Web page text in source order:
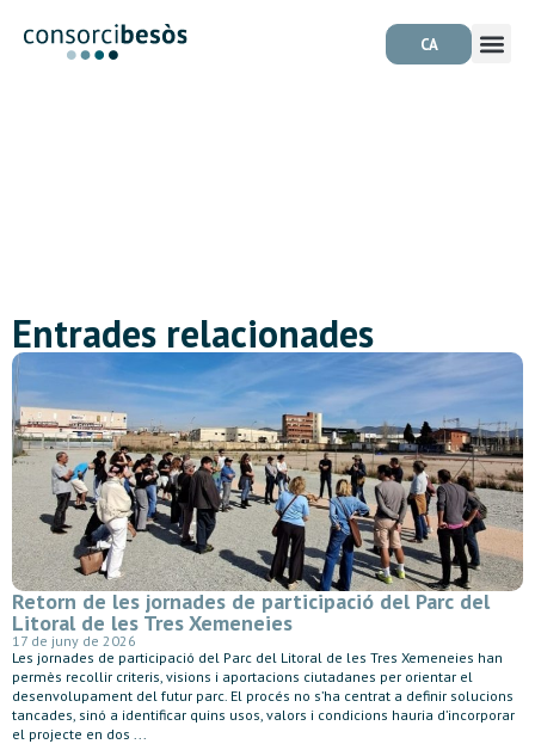
CA
Entrades relacionades
Retorn de les jornades de participació del Parc del
Litoral de les Tres Xemeneies
17 de juny de 2026
Les jornades de participació del Parc del Litoral de les Tres Xemeneies han
permès recollir criteris, visions i aportacions ciutadanes per orientar el
desenvolupament del futur parc. El procés no s’ha centrat a definir solucions
tancades, sinó a identificar quins usos, valors i condicions hauria d’incorporar
el projecte en dos ...